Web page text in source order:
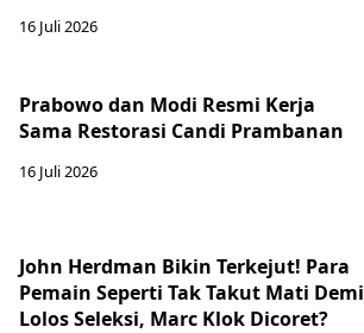
16 Juli 2026
Prabowo dan Modi Resmi Kerja
Sama Restorasi Candi Prambanan
16 Juli 2026
John Herdman Bikin Terkejut! Para
Pemain Seperti Tak Takut Mati Demi
Lolos Seleksi, Marc Klok Dicoret?